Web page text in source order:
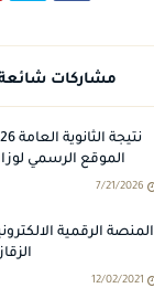
مشاركات
الموقع الرسمي
7/21/2026
المنصة الرقمية
12/02/2021